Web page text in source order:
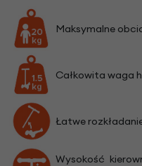
Maksymalne
Całkowita waga
Łatwe
Wysokość